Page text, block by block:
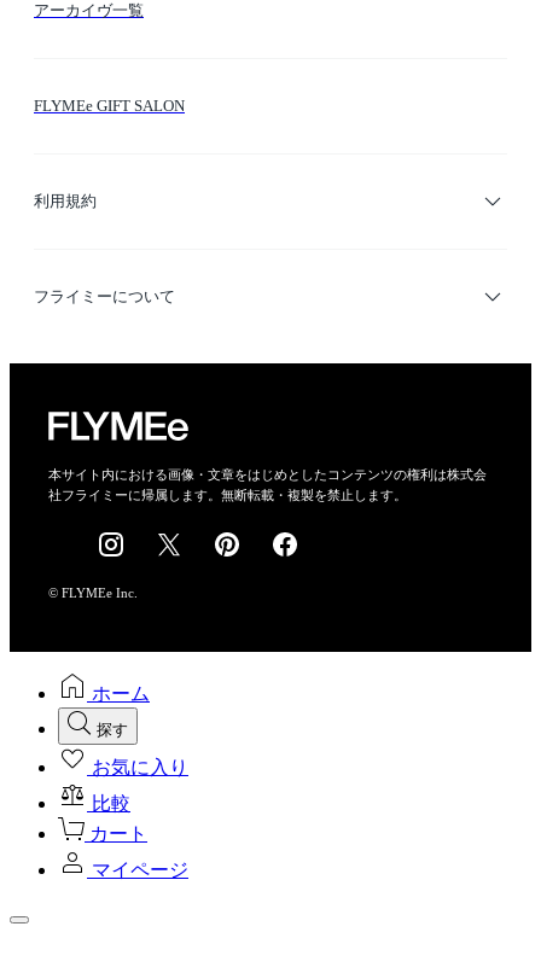
アーカイヴ一覧
FLYMEe GIFT SALON
利用規約
利用規約
フライミーについて
会社概要
採用情報
本サイト内における画像・文章をはじめとしたコンテンツの権利は株式会
社フライミーに帰属します。無断転載・複製を禁止します。
© FLYMEe Inc.
ホーム
探す
お気に入り
比較
カート
マイページ